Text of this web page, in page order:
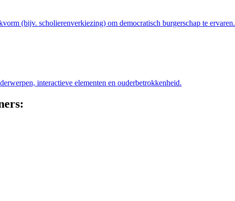
(bijv. scholierenverkiezing) om democratisch burgerschap te ervaren.
interactieve elementen en ouderbetrokkenheid.